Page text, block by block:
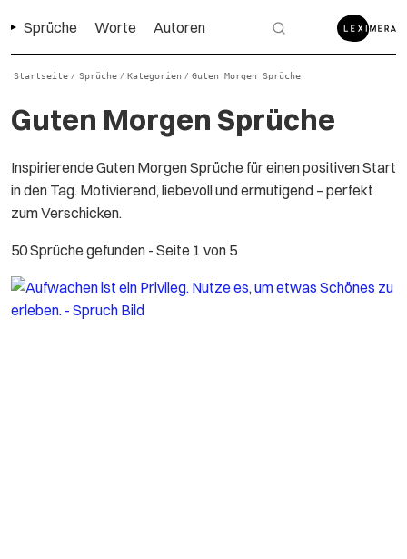
Sprüche Worte Autoren
Startseite / Sprüche / Kategorien / Guten Morgen Sprüche
Guten Morgen Sprüche
Inspirierende Guten Morgen Sprüche für einen positiven Start
in den Tag. Motivierend, liebevoll und ermutigend – perfekt
zum Verschicken.
50 Sprüche gefunden - Seite 1 von 5